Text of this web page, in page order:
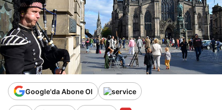
Google'da Abone Ol